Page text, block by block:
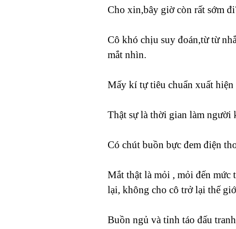
Cho xin,bây giờ còn rất sớm
Cô khó chịu suy đoán,từ từ
mắt nhìn.
Mấy kí tự tiêu chuẩn xuất
Thật sự là thời gian làm người
Có chút buồn bực đem điện
Mắt thật là mỏi , mỏi đến mức
lại, không cho cô trở lại thế
Buồn ngủ và tỉnh táo đấu